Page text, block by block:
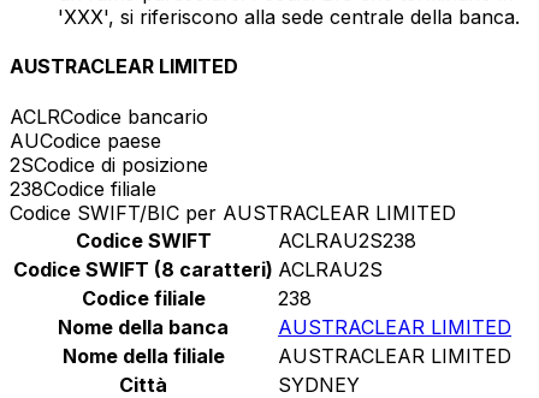
'XXX', si riferiscono alla sede centrale della banca.
AUSTRACLEAR LIMITED
ACLRCodice bancario
AUCodice paese
2SCodice di posizione
238Codice filiale
Codice SWIFT/BIC per AUSTRACLEAR LIMITED
Codice SWIFT
ACLRAU2S238
Codice SWIFT (8 caratteri) ACLRAU2S
Codice filiale
238
Nome della banca
AUSTRACLEAR LIMITED
Nome della filiale
AUSTRACLEAR LIMITED
Città
SYDNEY